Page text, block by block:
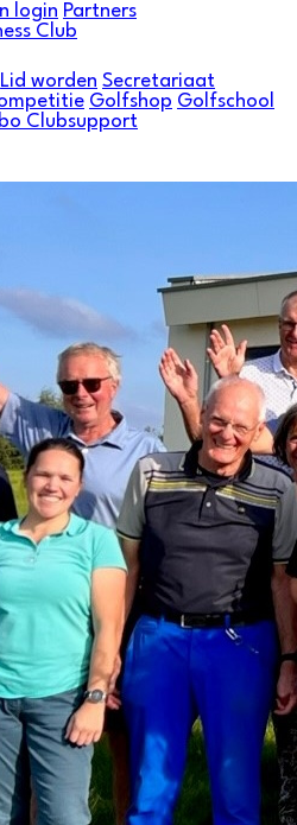
login Partners
Club
Lid worden Secretariaat
Golfshop Golfschool
Clubsupport